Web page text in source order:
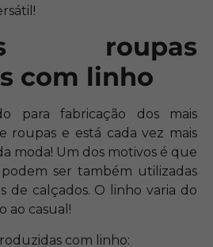
roupas
com linho
para fabricação dos mais
roupas e está cada vez mais
moda! Um dos motivos é que
ser também utilizadas
de calçados. O linho varia do
ao casual!
com linho: